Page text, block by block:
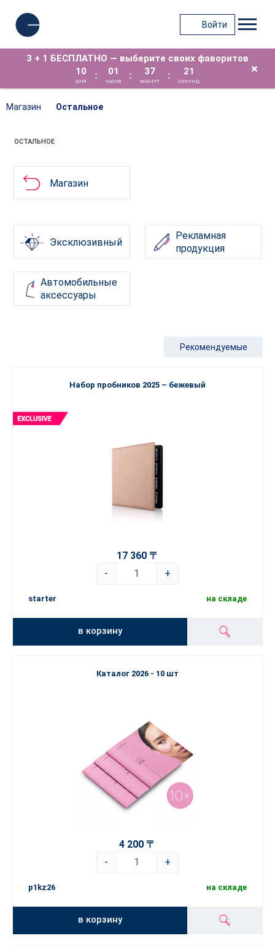
Войти
3 + 1 БЕСПЛАТНО — выберите своих фаворитов
10
ДНЯ
: 01
ЧАСОВ
: 37
МИНУТ
: 21
СЕКУНД
×
Магазин Остальное
ОСТАЛЬНОЕ
Магазин
Эксклюзивный
Рекламная
продукция
Автомобильные
аксессуары
Рекомендуемые
Набор пробников 2025 – бежевый
17 360 〒
-
+
starter на складе
в корзину
Каталог 2026 - 10 шт
4 200 〒
-
+
p1kz26 на складе
в корзину